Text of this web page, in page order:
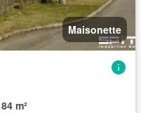
Maisonette
84 m²